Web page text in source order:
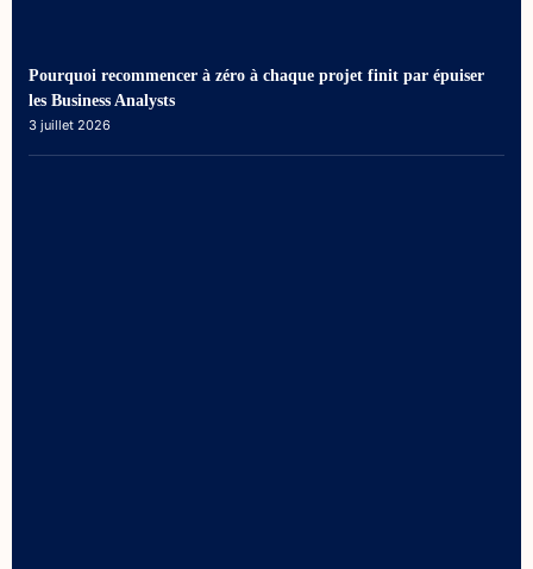
Pourquoi recommencer à zéro à chaque projet finit par épuiser
les Business Analysts
3 juillet 2026